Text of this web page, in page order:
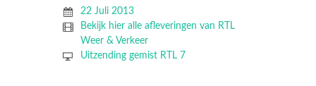
22 Juli 2013
Bekijk hier alle afleveringen van RTL
Weer & Verkeer
Uitzending gemist RTL 7